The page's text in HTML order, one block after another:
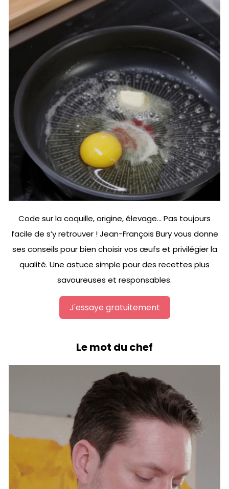
Code sur la coquille, origine, élevage… Pas toujours
facile de s’y retrouver ! Jean-François Bury vous donne
ses conseils pour bien choisir vos œufs et privilégier la
qualité. Une astuce simple pour des recettes plus
savoureuses et responsables.
J'essaye gratuitement
Le mot du chef